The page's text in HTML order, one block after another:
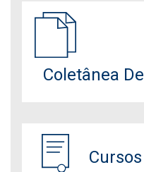
Coletânea